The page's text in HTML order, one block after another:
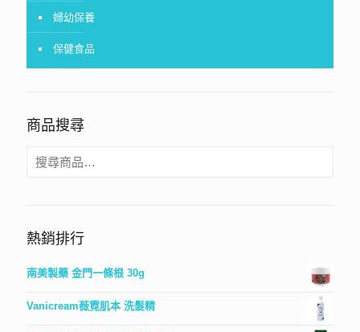
婦幼保養
保健食品
商品搜尋
熱銷排行
南美製藥 金門一條根 30g
Vanicream薇霓肌本 洗髮精